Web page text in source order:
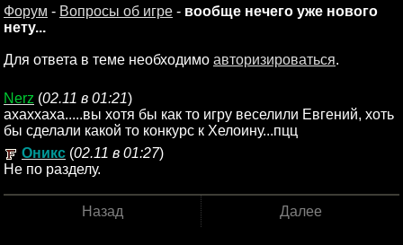
Форум - Вопросы об игре - вообще нечего уже нового
нету...
Для ответа в теме необходимо авторизироваться.
Nerz (02.11 в 01:21)
ахаххаха.....вы хотя бы как то игру веселили Евгений, хоть
бы сделали какой то конкурс к Хелоину...пцц
Оникс (02.11 в 01:27)
Не по разделу.
Назад Далее